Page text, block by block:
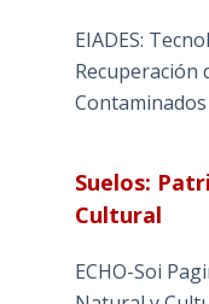
EIADES:
Recuperación
Contaminados
Suelos:
Cultural
ECHO-Soi